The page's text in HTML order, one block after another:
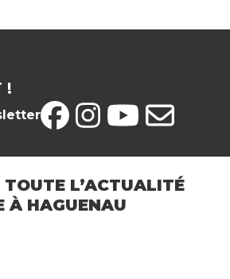
!
L’ACTUALITÉ
À HAGUENAU